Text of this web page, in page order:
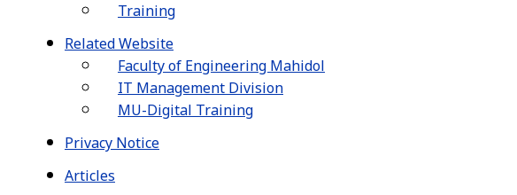
Training
Related Website
Faculty of Engineering Mahidol
IT Management Division
MU-Digital Training
Privacy Notice
Articles